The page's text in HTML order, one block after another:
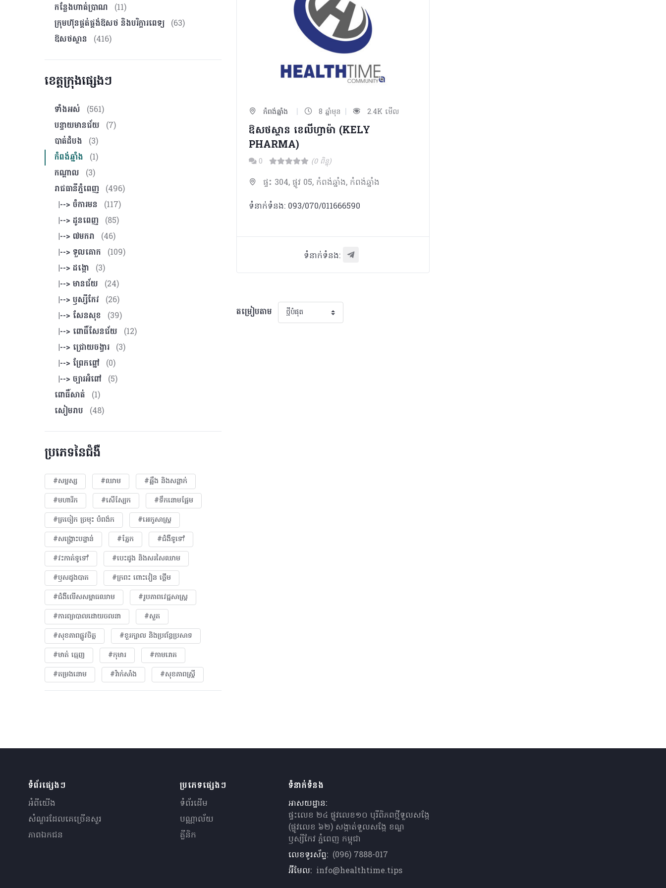
កន្លែងហាត់ប្រាណ
(11)
ក្រុមហ៊ុនផ្គត់ផ្គង់ឱសថ និងបរិក្ខារពេទ្យ (63)
ឱសថស្ថាន
(416)
ខេត្តក្រុងផ្សេងៗ
ទាំងអស់
(561)
បន្ទាយមានជ័យ
(7)
បាត់ដំបង
(3)
កំពង់ឆ្នាំង
(1)
កណ្ដាល
(3)
រាជធានីភ្នំពេញ
(496)
|--> ចំការមន
(117)
|--> ដូនពេញ
(85)
|--> ៧មករា
(46)
|--> ទួលគោក
(109)
|--> ដង្កោ
(3)
|--> មានជ័យ
(24)
|--> ឫស្សីកែវ
(26)
|--> សែនសុខ
(39)
|--> ពោធិ៍សែនជ័យ
(12)
|--> ជ្រោយចង្វារ (3)
|--> ព្រែកព្នៅ
(0)
|--> ច្បារអំពៅ
(5)
ពោធិ៍សាត់
(1)
សៀមរាប
(48)
ប្រភេទនៃជំងឺ
#សម្ផស្ស #ឈាម
#ឆ្អឹង និងសន្លាក់
#មហារីក​
#សើស្បែក
#ទឹកនោមផ្អែម
#ត្រចៀក ច្រមុះ បំពង់ក
#អេកូសាស្រ្ត
#សង្គ្រោះបន្ទាន់
#ភ្នែក​
#ជំងឺទូទៅ
#វះកាត់ទូទៅ
#បេះដូង​ និងសរសៃឈាម
#ឫសដូងបាត
#ក្រពះ ពោះវៀន ថ្លើម
#ជំងឺលើសសម្ពាធឈាម
#​រូបភាពវេជ្ជសាស្រ្ត
#ការព្យាបាលដោយ​ចលនា
#សួត
#សុខភាពផ្លូវចិត្ត
#ខួរក្បាល និងប្រព័ន្ធប្រសាទ
#មាត់ ធ្មេញ
#កុមារ
#កាមរោគ
#តម្រងនោម
#វ៉ាក់សាំង #សុខភាពស្រ្តី
កំពង់ឆ្នាំង | 8 ឆ្នាំមុន | 2.4K មើល
ឱសថស្ថាន ខេលីហ្វាម៉ា (KELY
PHARMA)
0 (0 ពិន្ទុ)
ផ្ទះ 304, ផ្លូវ 05, កំពង់ឆ្នាំង, កំពង់ឆ្នាំង
ទំនាក់ទំនង: 093/070/011666590
ទំនាក់ទំនង:
តម្រៀបតាម
ទំព័រផ្សេងៗ
អំពីយើង
សំណួរ​ដែលគេ​ច្រើន​សួរ
ភាពឯកជន
ប្រភេទផ្សេងៗ
ទំព័រដើម
បណ្ណាល័យ
គ្លីនិក
ទំនាក់ទំនង
អាសយដ្ឋាន:
ផ្ទះលេខ ២៤ ផ្លូវលេខ១០ បុរីពិភពថ្មីទួលសង្កែ
(ផ្លូវលេខ ៦២) សង្កាត់ទួលសង្កែ ខណ្ឌ
ឫស្សីកែវ ភ្នំពេញ កម្ពុជា
លេខទូរស័ព្ទ: (096) 7888-017
អ៊ីមែល: info@healthtime.tips